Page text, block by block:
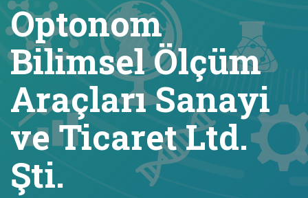
Optonom
Bilimsel Ölçüm
Araçları Sanayi
ve Ticaret Ltd.
Şti.